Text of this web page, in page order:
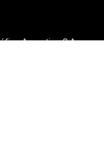
Argentina S.A.